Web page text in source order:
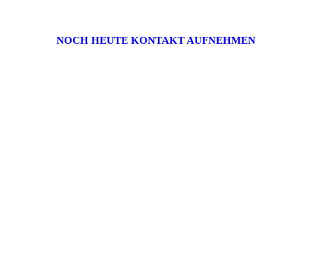
NOCH HEUTE KONTAKT AUFNEHMEN